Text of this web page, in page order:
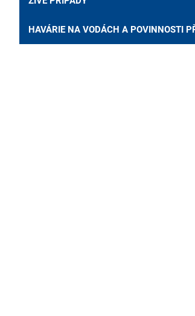
HAVÁRIE NA VODÁCH A POVINNOSTI